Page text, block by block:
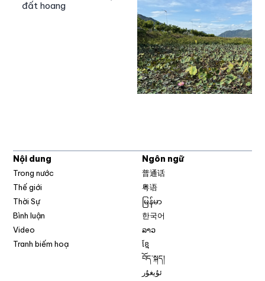
đất hoang
Nội dung
Trong nước
Thế giới
Thời Sự
Bình luận
Video
Tranh biếm hoạ
Ngôn ngữ
普通话
粤语
မြန်မာ
한국어
ລາວ
ខ្មែ
བོད་སྐད།
ئۇيغۇر